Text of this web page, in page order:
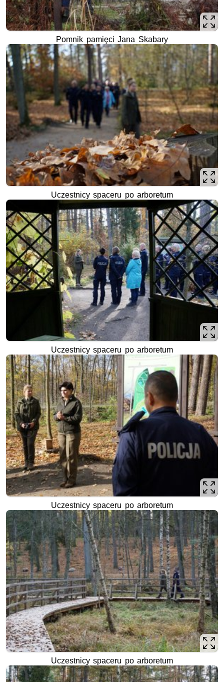
Pomnik pamięci Jana Skabary
Uczestnicy spaceru po arboretum
Uczestnicy spaceru po arboretum
Uczestnicy spaceru po arboretum
Uczestnicy spaceru po arboretum